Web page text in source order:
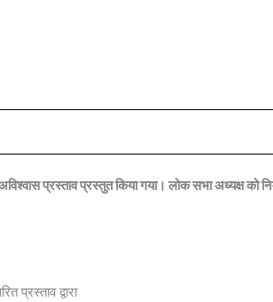
प्रस्ताव प्रस्तुत किया गया। लोक सभा अध्यक्ष को
प्रस्ताव द्वारा